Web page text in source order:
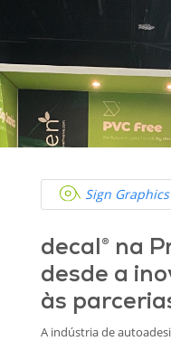
Sign Graphics
decal® na
desde a
às
A indústria de